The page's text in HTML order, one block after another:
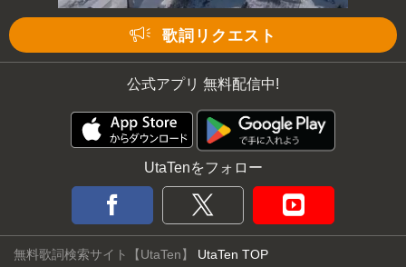
歌詞リクエスト
公式アプリ 無料配信中!
UtaTenをフォロー
無料歌詞検索サイト【UtaTen】 UtaTen TOP